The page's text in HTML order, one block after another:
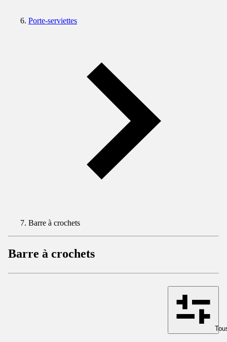
Porte-serviettes
Barre à crochets
Barre à crochets